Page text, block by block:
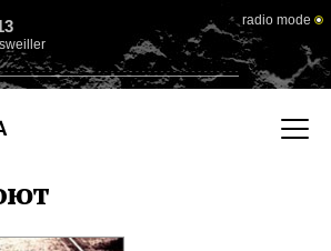
radio mode